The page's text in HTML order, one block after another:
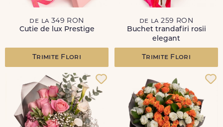
de la 349 RON
Cutie de lux Prestige
Trimite Flori
de la 259 RON
Buchet trandafiri rosii
elegant
Trimite Flori